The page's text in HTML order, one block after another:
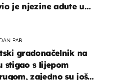
je njezine adute u
PAR
gradonačelnik na
stigao s lijepom
zajedno su još